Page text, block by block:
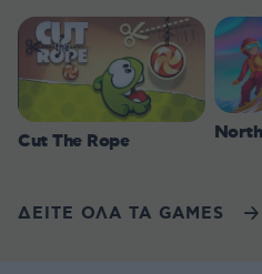
Cut The Rope
ΔΕΙΤΕ ΟΛΑ ΤΑ GAMES